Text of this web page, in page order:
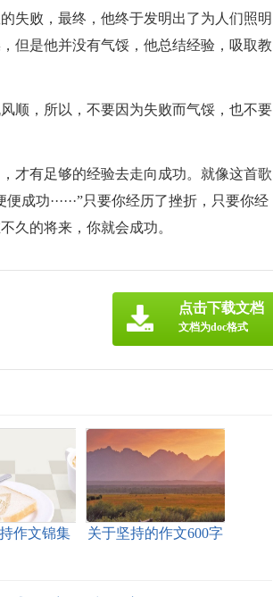
失败，最终，他终于发明出了为人们照明
但是他并没有气馁，他总结经验，吸取教
顺，所以，不要因为失败而气馁，也不要
才有足够的经验去走向成功。就像这首歌
功······”只要你经历了挫折，只要你经
久的将来，你就会成功。
点击下载文档
文档为doc格式
作文锦集
关于坚持的作文600字